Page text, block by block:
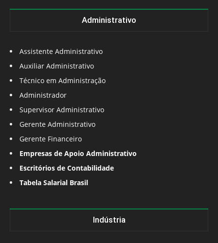
Administrativo
Assistente Administrativo
Auxiliar Administrativo
Técnico em Administração
Administrador
Supervisor Administrativo
Gerente Administrativo
Gerente Financeiro
Empresas de Apoio Administrativo
Escritórios de Contabilidade
Tabela Salarial Brasil
Indústria